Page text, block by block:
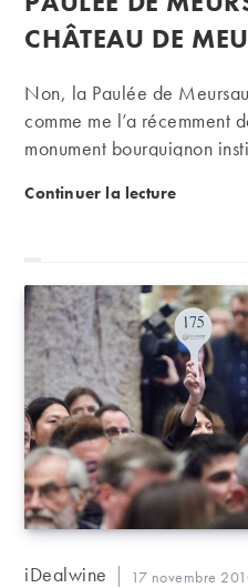
CHÂTEAU DE
Non, la Paulée de
comme me l’a récemment
monument bourguignon
vente de vins des
fameuse vente aux
Continuer la lectureVécu : la
Auteur/autrice
iDealwine
Publication
17 novembre